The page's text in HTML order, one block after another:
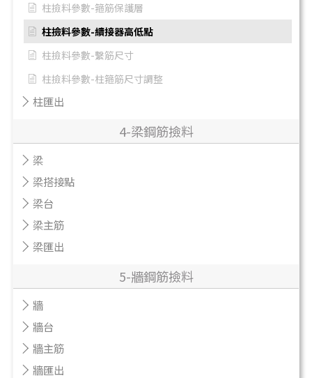
柱撿料參數-箍筋保護層
柱撿料參數-續接器高低點
柱撿料參數-繫筋尺寸
柱撿料參數-柱箍筋尺寸調整
柱匯出
4-梁鋼筋撿料
梁
梁搭接點
梁台
梁主筋
梁匯出
5-牆鋼筋撿料
牆
牆台
牆主筋
牆匯出